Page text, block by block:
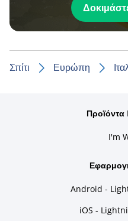
Σπίτι Ευρώπη
I'm
Android -
iOS -